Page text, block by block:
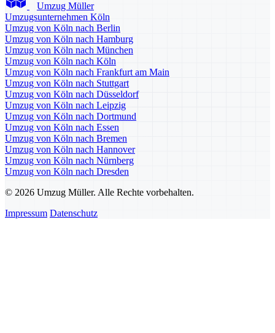
Umzug Müller
Umzugsunternehmen Köln
Umzug von Köln nach Berlin
Umzug von Köln nach Hamburg
Umzug von Köln nach München
Umzug von Köln nach Köln
Umzug von Köln nach Frankfurt am Main
Umzug von Köln nach Stuttgart
Umzug von Köln nach Düsseldorf
Umzug von Köln nach Leipzig
Umzug von Köln nach Dortmund
Umzug von Köln nach Essen
Umzug von Köln nach Bremen
Umzug von Köln nach Hannover
Umzug von Köln nach Nürnberg
Umzug von Köln nach Dresden
© 2026 Umzug Müller. Alle Rechte vorbehalten.
Impressum Datenschutz